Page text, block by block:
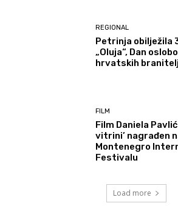
REGIONAL
Petrinja obilježila
„Oluja“, Dan
hrvatskih
FILM
Film Daniela
vitrini’ nagrađen
Montenegro
Festivalu
Load more